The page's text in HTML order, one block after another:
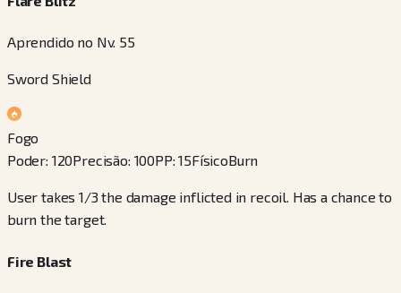
Aprendido no Nv. 55
Sword Shield
Fogo
Poder: 120Precisão: 100PP:15FísicoBurn
User takes 1/3 the damage inflicted in recoil. Has a chance to
burn the target.
Fire Blast